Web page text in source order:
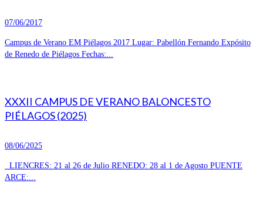
07/06/2017
Campus de Verano EM Piélagos 2017 Lugar: Pabellón Fernando Expósito
de Renedo de Piélagos Fechas:...
XXXII CAMPUS DE VERANO BALONCESTO
PIÉLAGOS (2025)
08/06/2025
LIENCRES: 21 al 26 de Julio RENEDO: 28 al 1 de Agosto PUENTE
ARCE:...